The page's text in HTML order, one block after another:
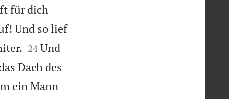
für dich
Und so lief

24 Und
Dach des
ein Mann